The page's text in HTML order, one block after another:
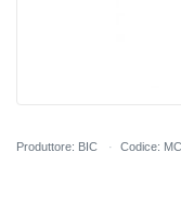
Produttore: BIC Codice: